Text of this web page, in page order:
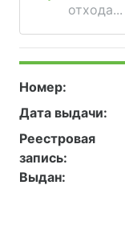
отхода...
Номер:
Дата выдачи:
Реестровая
запись:
Выдан: